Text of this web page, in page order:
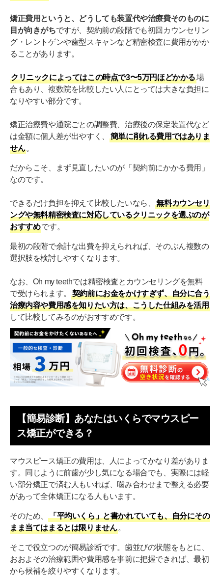
矯正費用というと、どうしても装置代や治療費そのものに
目が向きがちですが、契約前の段階でも初回カウンセリン
グ・レントゲンや歯型スキャンなど精密検査に費用がかか
ることがあります。
クリニックによってはこの時点で3〜5万円ほどかかる場
合もあり、複数院を比較したい人にとっては大きな負担に
なりやすい部分です。
矯正治療費や通院ごとの調整費、治療後の保定装置代など
は金額に個人差が出やすく、
簡単に削れる費用ではありま
せん。
だからこそ、まず見直したいのが「契約前にかかる費用」
なのです。
できるだけ負担を抑えて比較したいなら、無料カウンセリ
ングや無料精密検査に対応しているクリニックを選ぶのが
おすすめです。
最初の段階で余計な出費を抑えられれば、そのぶん複数の
選択肢を検討しやすくなります。
なお、Oh my teethでは精密検査とカウンセリングを無料
で受けられます。
契約前にお金をかけすぎず、自分に合う
治療内容や費用感を知りたい方は、こうした仕組みを活用
して比較してみるのがおすすめです。
【簡易診断】あなたはいくらでマウスピー
ス矯正ができる？
マウスピース矯正の費用は、人によってかなり差がありま
す。同じように前歯が少し気になる場合でも、実際には軽
い部分矯正で済む人もいれば、噛み合わせまで整える必要
があって全体矯正になる人もいます。
そのため、
「平均いくら」と書かれていても、自分にその
まま当てはまるとは限りません。
そこで役立つのが簡易診断です。歯並びの状態をもとに、
おおよその治療範囲や費用感を事前に把握できれば、最初
から候補を絞りやすくなります。